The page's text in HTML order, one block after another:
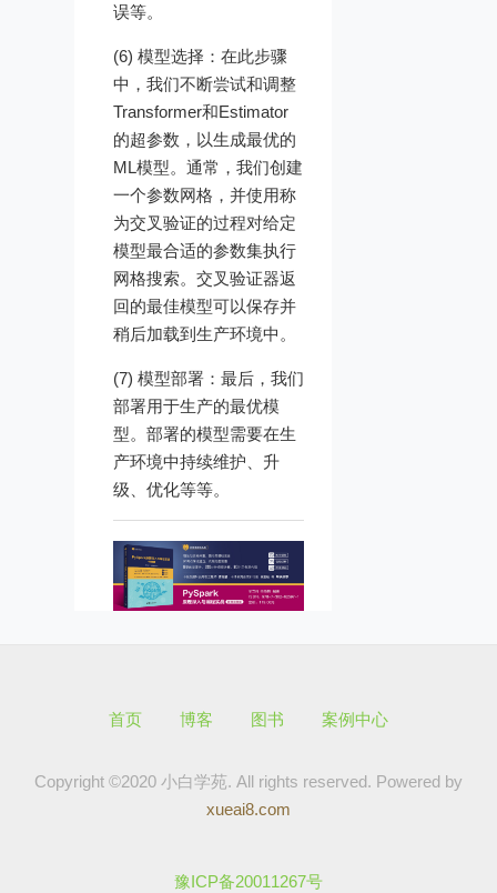
误等。
(6) 模型选择：在此步骤
中，我们不断尝试和调整
Transformer和Estimator
的超参数，以生成最优的
ML模型。通常，我们创建
一个参数网格，并使用称
为交叉验证的过程对给定
模型最合适的参数集执行
网格搜索。交叉验证器返
回的最佳模型可以保存并
稍后加载到生产环境中。
(7) 模型部署：最后，我们
部署用于生产的最优模
型。部署的模型需要在生
产环境中持续维护、升
级、优化等等。
首页 博客 图书 案例中心
Copyright ©2020 小白学苑. All rights reserved. Powered by
xueai8.com
豫ICP备20011267号